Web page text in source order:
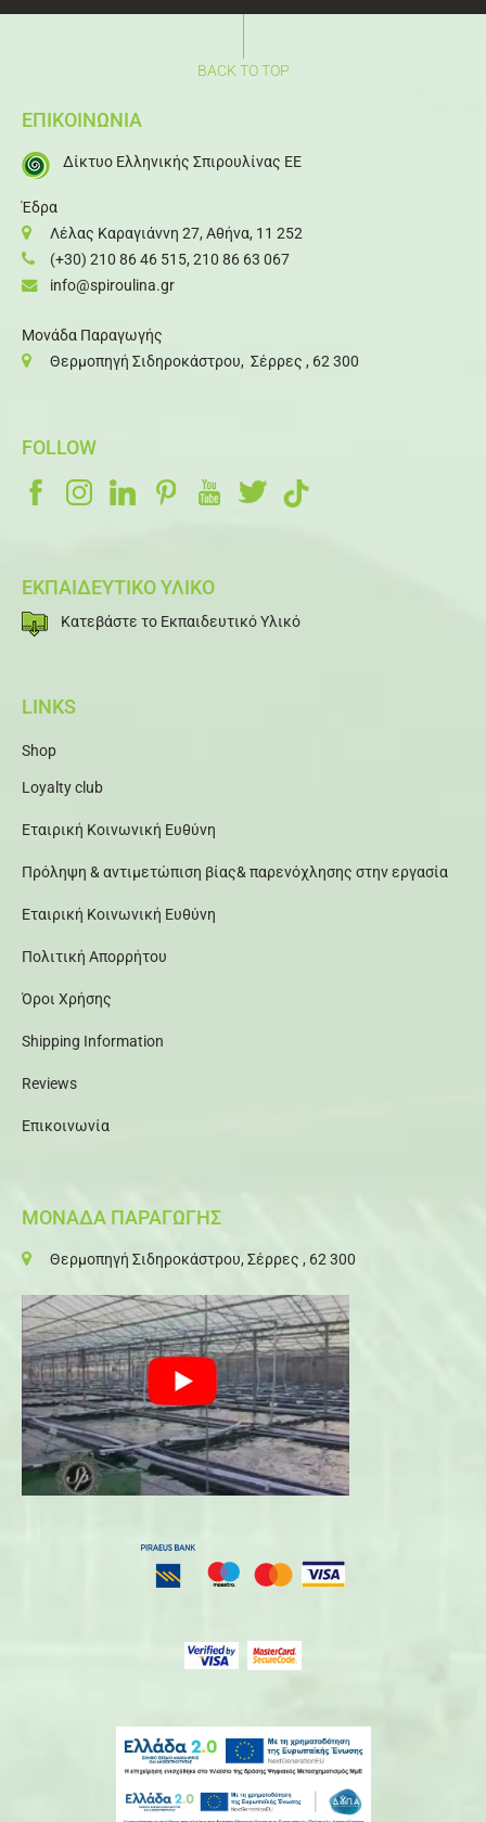
BACK TO TOP
ΕΠΙΚΟΙΝΩΝΙΑ
Δίκτυο Ελληνικής Σπιρουλίνας ΕΕ
Έδρα
Λέλας Καραγιάννη 27, Αθήνα, 11 252
(+30) 210 86 46 515, 210 86 63 067
info@spiroulina.gr
Μονάδα Παραγωγής
Θερμοπηγή Σιδηροκάστρου, Σέρρες , 62 300
FOLLOW
ΕΚΠΑΙΔΕΥΤΙΚΟ ΥΛΙΚΟ
Κατεβάστε το Εκπαιδευτικό Υλικό
LINKS
Shop
Loyalty club
Εταιρική Κοινωνική Ευθύνη
Πρόληψη & αντιμετώπιση βίας& παρενόχλησης στην εργασία
Εταιρική Κοινωνική Ευθύνη
Πολιτική Απορρήτου
Όροι Χρήσης
Shipping Information
Reviews
Επικοινωνία
ΜΟΝΑΔΑ ΠΑΡΑΓΩΓΗΣ
Θερμοπηγή Σιδηροκάστρου, Σέρρες , 62 300